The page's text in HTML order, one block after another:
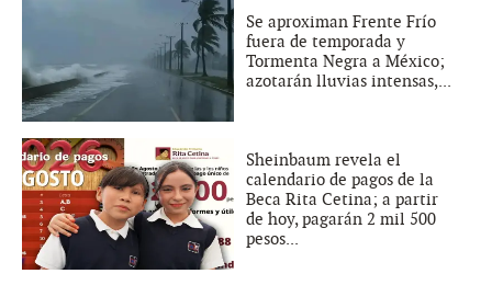
Se aproximan Frente Frío
fuera de temporada y
Tormenta Negra a México;
azotarán lluvias intensas,...
Sheinbaum revela el
calendario de pagos de la
Beca Rita Cetina; a partir
de hoy, pagarán 2 mil 500
pesos...